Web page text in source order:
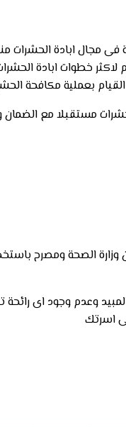
لاكثر خطوات ابادة
مستقبلا مع الضمان
الصحة ومصرح
وعدم وجود اى
اسرتك